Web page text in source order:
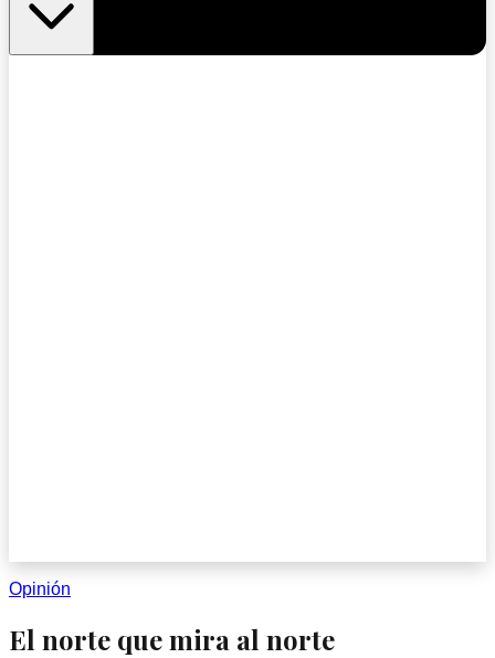
Opinión
El norte que mira al norte